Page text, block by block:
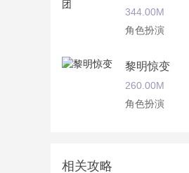
344.00M
角色扮演
黎明惊变
260.00M
角色扮演
相关攻略